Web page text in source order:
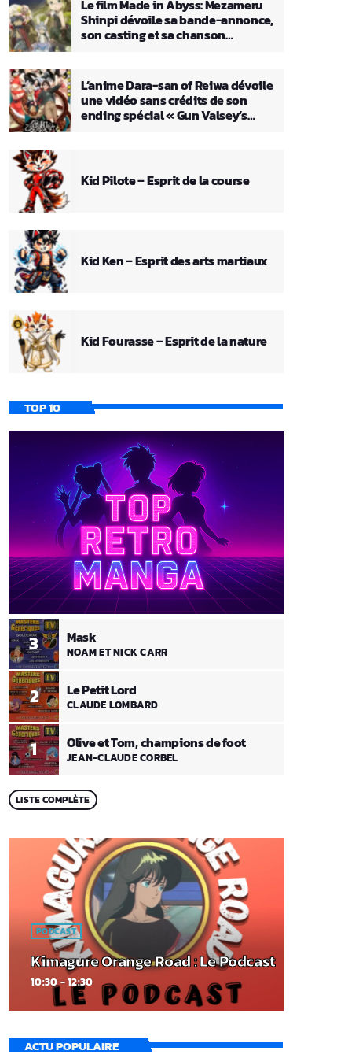
Le film Made in Abyss: Mezameru
Shinpi dévoile sa bande-annonce,
son casting et sa chanson
L’anime Dara-san of Reiwa dévoile
une vidéo sans crédits de son
ending spécial « Gun Valsey’s
Kid Pilote – Esprit de la course
Kid Ken – Esprit des arts martiaux
Kid Fourasse – Esprit de la nature
TOP 10
1 Olive et Tom, champions de foot
JEAN-CLAUDE CORBEL
2 Le Petit Lord
CLAUDE LOMBARD
3 Mask
NOAM ET NICK CARR
LISTE COMPLÈTE
PODCAST
Kimagure Orange Road : Le Podcast
10:30 - 12:30
ACTU POPULAIRE